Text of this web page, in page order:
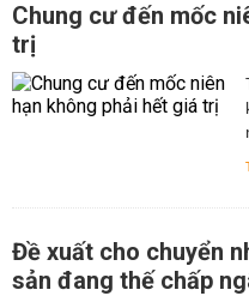
Chung cư đến mốc
trị
Đề xuất cho chuyển
sản đang thế chấp